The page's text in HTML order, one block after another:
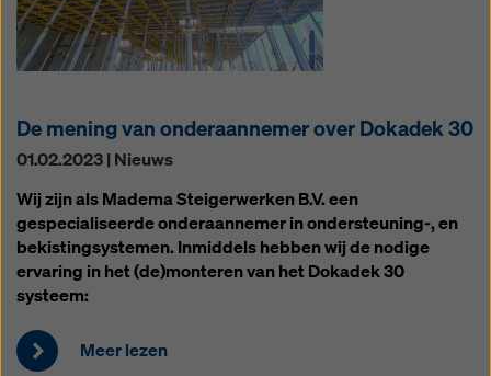
De mening van onderaannemer over Dokadek 30
01.02.2023 | Nieuws
Wij zijn als Madema Steigerwerken B.V. een
gespecialiseerde onderaannemer in ondersteuning-, en
bekistingsystemen. Inmiddels hebben wij de nodige
ervaring in het (de)monteren van het Dokadek 30
systeem:
Meer lezen